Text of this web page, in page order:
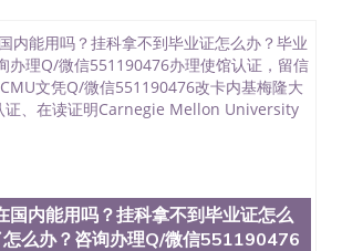
国内能用吗？挂科拿不到毕业证怎么
怎么办？咨询办理Q/微信551190476